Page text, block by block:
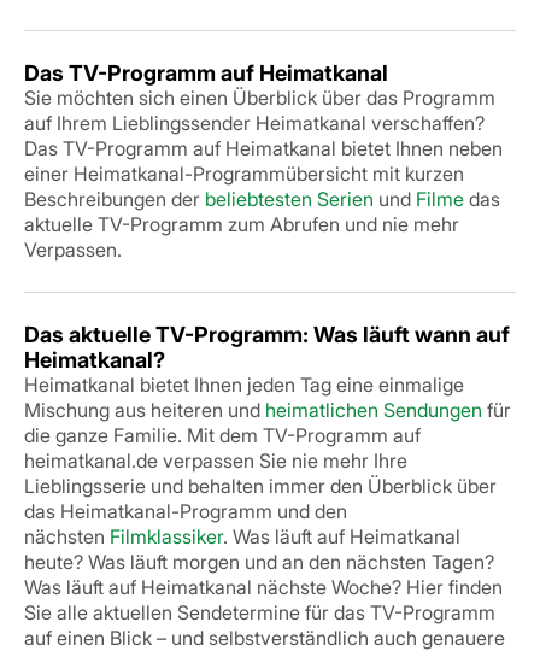
Das TV-Programm auf Heimatkanal
Sie möchten sich einen Überblick über das Programm
auf Ihrem Lieblingssender Heimatkanal verschaffen?
Das TV-Programm auf Heimatkanal bietet Ihnen neben
einer Heimatkanal-Programmübersicht mit kurzen
Beschreibungen der beliebtesten Serien und Filme das
aktuelle TV-Programm zum Abrufen und nie mehr
Verpassen.
Das aktuelle TV-Programm: Was läuft wann auf
Heimatkanal?
Heimatkanal bietet Ihnen jeden Tag eine einmalige
Mischung aus heiteren und heimatlichen Sendungen für
die ganze Familie. Mit dem TV-Programm auf
heimatkanal.de verpassen Sie nie mehr Ihre
Lieblingsserie und behalten immer den Überblick über
das Heimatkanal-Programm und den
nächsten Filmklassiker. Was läuft auf Heimatkanal
heute? Was läuft morgen und an den nächsten Tagen?
Was läuft auf Heimatkanal nächste Woche? Hier finden
Sie alle aktuellen Sendetermine für das TV-Programm
auf einen Blick – und selbstverständlich auch genauere